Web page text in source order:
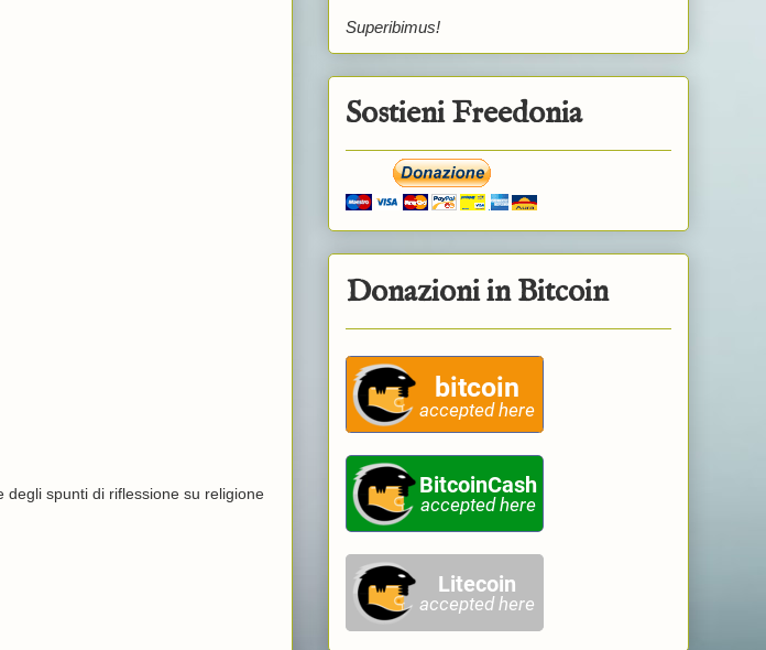
spunti di riflessione su religione
Superibimus!
Sostieni Freedonia
Donazioni in Bitcoin